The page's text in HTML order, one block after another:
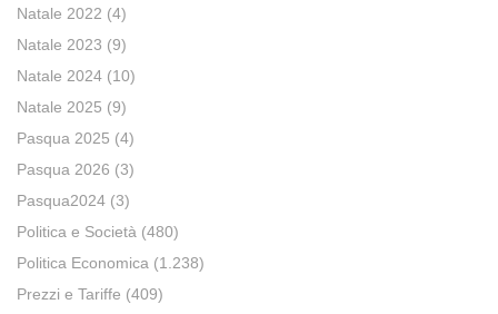
Natale 2022 (4)
Natale 2023 (9)
Natale 2024 (10)
Natale 2025 (9)
Pasqua 2025 (4)
Pasqua 2026 (3)
Pasqua2024 (3)
Politica e Società (480)
Politica Economica (1.238)
Prezzi e Tariffe (409)